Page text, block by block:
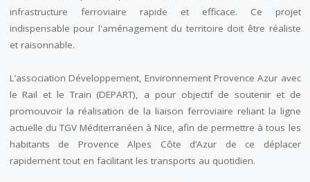
infrastructure ferroviaire rapide et efficace. Ce projet
indispensable pour l'aménagement du territoire doit être réaliste
et raisonnable.
L’association Développement, Environnement Provence Azur avec
le Rail et le Train (DEPART), a pour objectif de soutenir et de
promouvoir la réalisation de la liaison ferroviaire reliant la ligne
actuelle du TGV Méditerranéen à Nice, afin de permettre à tous les
habitants de Provence Alpes Côte d’Azur de ce déplacer
rapidement tout en facilitant les transports au quotidien.